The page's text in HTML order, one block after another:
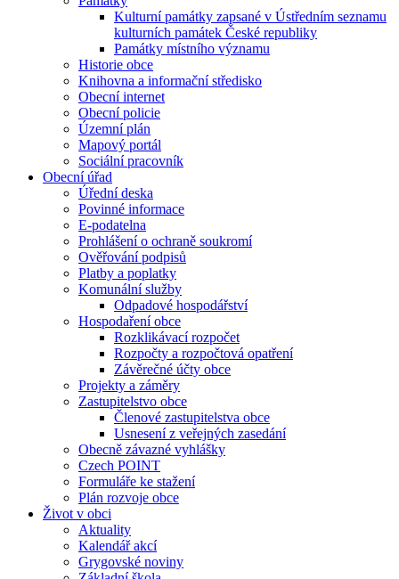
Kulturní památky zapsané v Ústředním seznamu
kulturních památek České republiky
Památky místního významu
Historie obce
Knihovna a informační středisko
Obecní internet
Obecní policie
Územní plán
Mapový portál
Sociální pracovník
Obecní úřad
Úřední deska
Povinné informace
E-podatelna
Prohlášení o ochraně soukromí
Ověřování podpisů
Platby a poplatky
Komunální služby
Odpadové hospodářství
Hospodaření obce
Rozklikávací rozpočet
Rozpočty a rozpočtová opatření
Závěrečné účty obce
Projekty a záměry
Zastupitelstvo obce
Členové zastupitelstva obce
Usnesení z veřejných zasedání
Obecně závazné vyhlášky
Czech POINT
Formuláře ke stažení
Plán rozvoje obce
Život v obci
Aktuality
Kalendář akcí
Grygovské noviny